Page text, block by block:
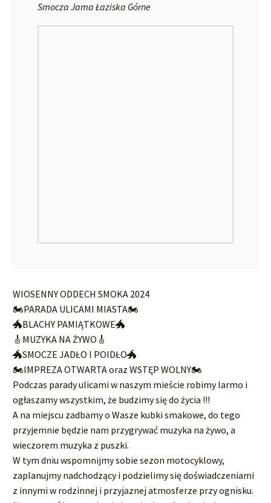
Smocza Jama Łaziska Górne
WIOSENNY ODDECH SMOKA 2024
🏍️PARADA ULICAMI MIASTA🏍️
🐲BLACHY PAMIĄTKOWE🐲
🎸MUZYKA NA ŻYWO🎸
🐲SMOCZE JADŁO I POIDŁO🐲
🏍️IMPREZA OTWARTA oraz WSTĘP WOLNY🏍️
Podczas parady ulicami w naszym mieście robimy larmo i
ogłaszamy wszystkim, że budzimy się do życia !!!
A na miejscu zadbamy o Wasze kubki smakowe, do tego
przyjemnie będzie nam przygrywać muzyka na żywo, a
wieczorem muzyka z puszki.
W tym dniu wspomnijmy sobie sezon motocyklowy,
zaplanujmy nadchodzący i podzielimy się doświadczeniami
z innymi w rodzinnej i przyjaznej atmosferze przy ognisku.